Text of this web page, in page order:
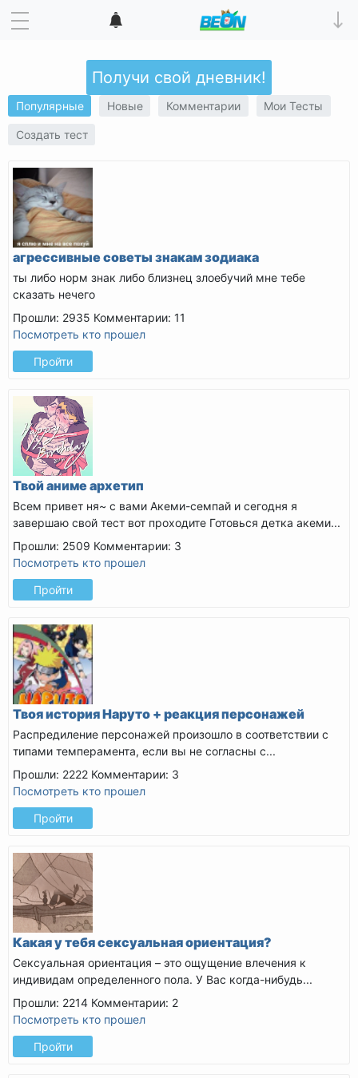
Получи свой дневник!
Популярные Новые Комментарии Мои Тесты
Создать тест
агрессивные советы знакам зодиака
ты либо норм знак либо близнец злоебучий мне тебе
сказать нечего
Прошли: 2935 Комментарии: 11
Посмотреть кто прошел
Пройти
Твой аниме архетип
Всем привет ня~ с вами Акеми-семпай и сегодня я
завершаю свой тест вот проходите Готовься детка акеми...
Прошли: 2509 Комментарии: 3
Посмотреть кто прошел
Пройти
Твоя история Наруто + реакция персонажей
Распредиление персонажей произошло в соответствии с
типами темперамента, если вы не согласны с...
Прошли: 2222 Комментарии: 3
Посмотреть кто прошел
Пройти
Какая у тебя сексуальная ориентация?
Сексуальная ориентация – это ощущение влечения к
индивидам определенного пола. У Вас когда-нибудь...
Прошли: 2214 Комментарии: 2
Посмотреть кто прошел
Пройти